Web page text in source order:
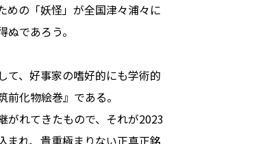
の「妖怪」が全国津々浦々に
であろう。
、好事家の嗜好的にも学術的
化物絵巻』である。
がれてきたもので、それが2023
まれ、貴重極まりない正真正銘